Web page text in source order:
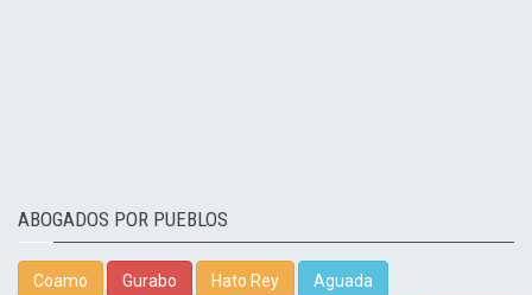
ABOGADOS POR PUEBLOS
Coamo Gurabo Hato Rey Aguada